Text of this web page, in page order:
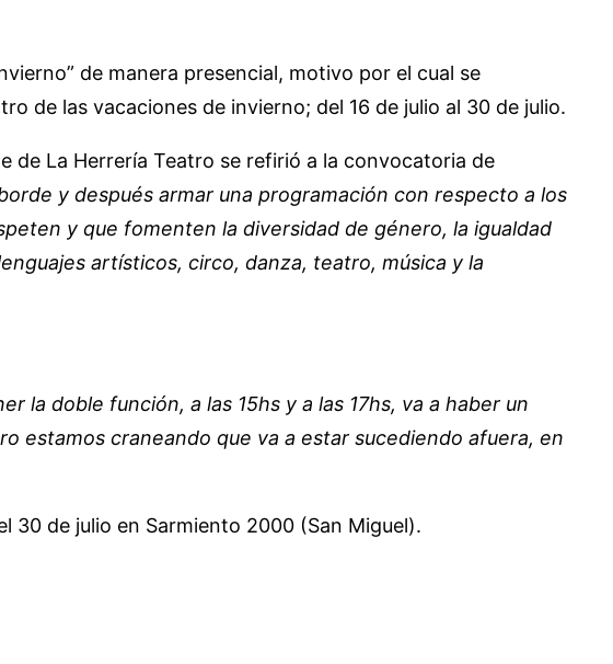
de manera presencial, motivo por el cual se
de las vacaciones de invierno; del 16 de julio al 30 de julio.
de La Herrería Teatro se refirió a la convocatoria de
y después armar una programación con respecto a los
y que fomenten la diversidad de género, la igualdad
artísticos, circo, danza, teatro, música y la
la doble función, a las 15hs y a las 17hs, va a haber un
estamos craneando que va a estar sucediendo afuera, en
30 de julio en Sarmiento 2000 (San Miguel).